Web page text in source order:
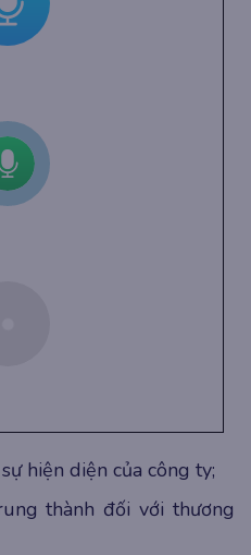
hiện diện của công ty;
thành đối với thương